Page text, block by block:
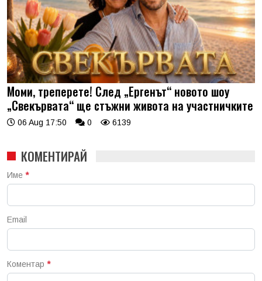
Моми, треперете! След „Ергенът“ новото шоу
„Свекървата“ ще стъжни живота на участничките
06 Aug 17:50 0 6139
КОМЕНТИРАЙ
Име *
Email
Коментар *